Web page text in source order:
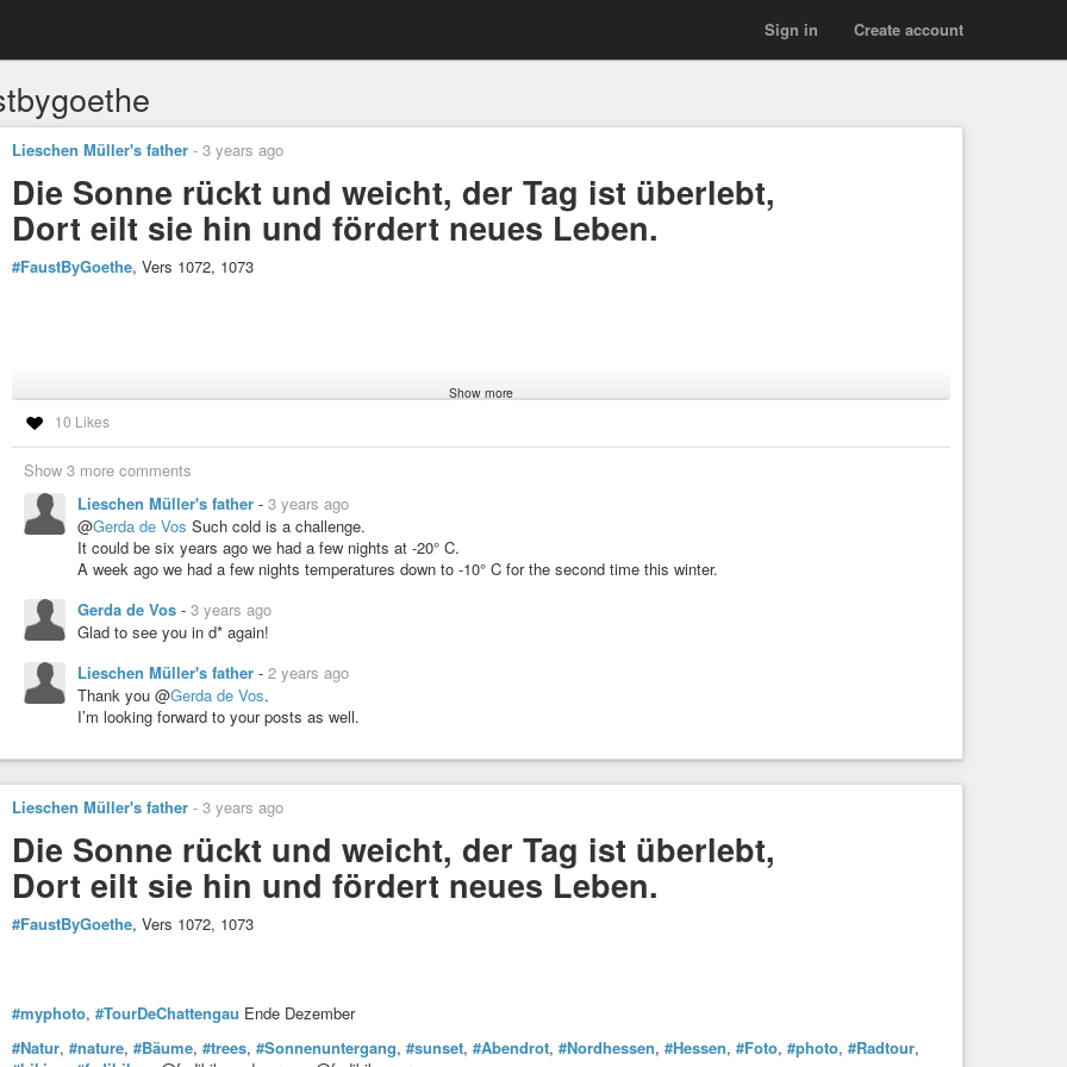
Create account
Sign in
Lieschen Müller's father - 3 years ago
Die Sonne rückt und weicht, der Tag ist überlebt,
Dort eilt sie hin und fördert neues Leben.
#FaustByGoethe, Vers 1072, 1073
#myphoto,#ViaAdrana
#photo ,#Radtour,#biking
Show more
10 Likes
Show 3 more comments
Lieschen Müller's father - 3 years ago
@Gerda de Vos Such cold is a challenge.
It could be six years ago we had a few nights at -20° C.
A week ago we had a few nights temperatures down to -10° C for the second time this winter.
Gerda de Vos - 3 years ago
Glad to see you in d* again!
Lieschen Müller's father - 2 years ago
Thank you @Gerda de Vos.
I’m looking forward to your posts as well.
Lieschen Müller's father - 3 years ago
Die Sonne rückt und weicht, der Tag ist überlebt,
Dort eilt sie hin und fördert neues Leben.
#FaustByGoethe, Vers 1072, 1073
#myphoto, #TourDeChattengau Ende Dezember
#Natur, #nature, #Bäume, #trees, #Sonnenuntergang, #sunset, #Abendrot, #Nordhessen, #Hessen, #Foto, #photo, #Radtour,